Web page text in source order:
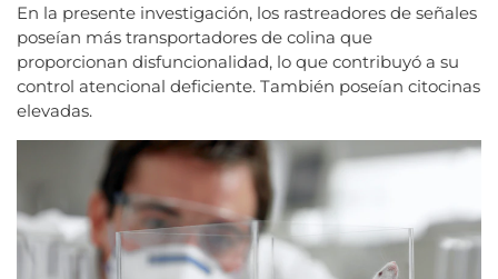
En la presente investigación, los rastreadores de señales
poseían más transportadores de colina que
proporcionan disfuncionalidad, lo que contribuyó a su
control atencional deficiente. También poseían citocinas
elevadas.